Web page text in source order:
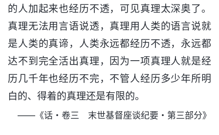
的人加起来也经历不透，可见真理太深奥了。
真理无法用言语说透，真理用人类的语言说就
是人类的真谛，人类永远都经历不透，永远都
达不到完全活出真理，因为一项真理人就是经
历几千年也经历不完，不管人经历多少年所明
白的、得着的真理还是有限的。
——《话・卷三 末世基督座谈纪要・第三部分》